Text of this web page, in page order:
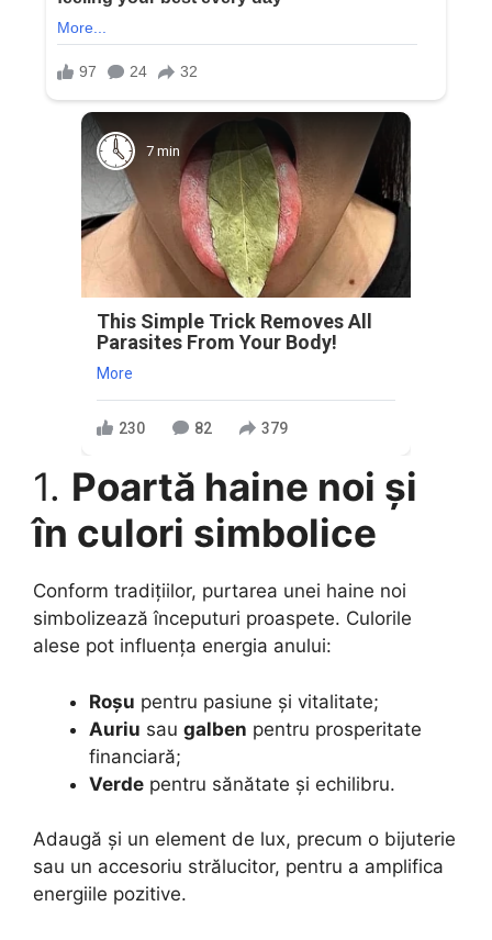
7 min
This Simple Trick Removes All
Parasites From Your Body!
More
230 82 379
1. Poartă haine noi și
în culori simbolice
Conform tradițiilor, purtarea unei haine noi
simbolizează începuturi proaspete. Culorile
alese pot influența energia anului:
Roșu pentru pasiune și vitalitate;
Auriu sau galben pentru prosperitate
financiară;
Verde pentru sănătate și echilibru.
Adaugă și un element de lux, precum o bijuterie
sau un accesoriu strălucitor, pentru a amplifica
energiile pozitive.